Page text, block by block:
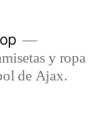
y ropa
de Ajax.